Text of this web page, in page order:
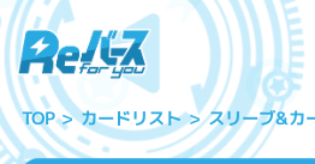
TOP カードリスト スリーブ&カ